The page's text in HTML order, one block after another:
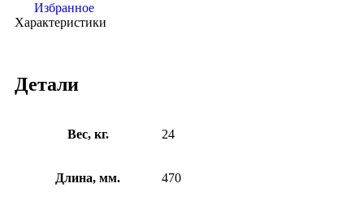
Избранное
Характеристики
Детали
Вес, кг. 24
Длина, мм. 470